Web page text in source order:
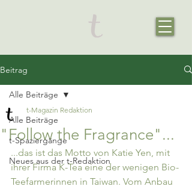
Beitrag
Alle Beiträge
t-Spaziergänge
Neues aus der t-Redaktion
Alle Beiträge
"Follow the Fragrance"...
t-Magazin Redaktion
...das ist das Motto von Katie Yen, mit
ihrer Firma K-Tea eine der wenigen Bio-
Teefarmerinnen in Taiwan. Vom Anbau